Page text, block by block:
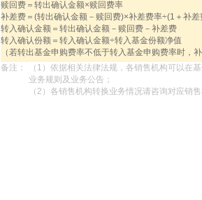
赎回费＝转出确认金额×赎回费率
补差费＝(转出确认金额－赎回费)×补差费率÷(1＋补差
转入确认金额＝转出确认金额－赎回费－补差费
转入确认份额＝转入确认金额÷转入基金份额净值
（若转出基金申购费率不低于转入基金申购费率时，
备注：
（1）依据相关法律法规，各销售机构可以在
业务规则及业务公告；
（2）各销售机构转换业务情况请咨询对应销